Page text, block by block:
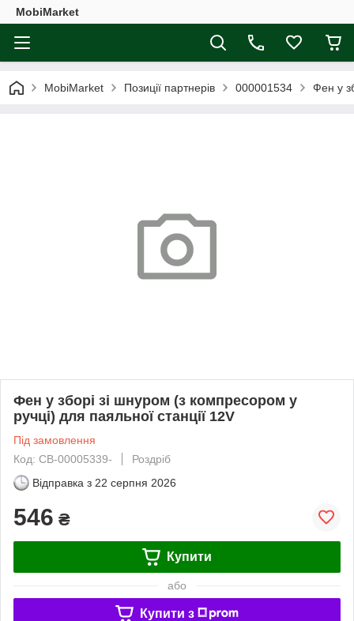
MobiMarket
MobiMarket Позиції партнерів 000001534 Фен у
Фен у зборі зі шнуром (з компресором у
ручці) для паяльної станції 12V
Під замовлення
Код: CB-00005339-
Роздріб
Відправка з 22 серпня 2026
546 ₴
Купити
або
Купити з